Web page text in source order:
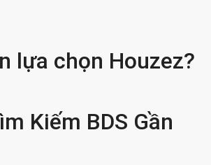
lựa chọn Houzez?
Kiếm BDS Gần